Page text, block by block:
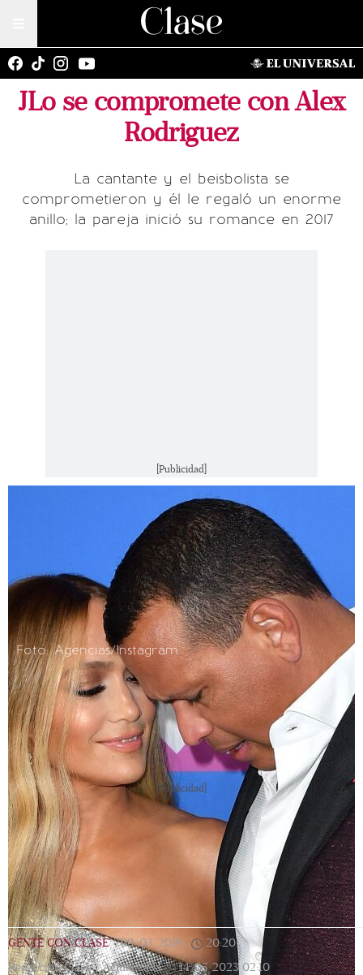
JLo se compromete con Alex
Rodriguez
La cantante y el beisbolista se
comprometieron y él le regaló un enorme
anillo; la pareja inició su romance en 2017
[Publicidad]
Foto: Agencias/Instagram
[Publicidad]
GENTE CON CLASE | 09/03/2019 20:20 |
Redacción Clase | Actualizada 14/05/2023 02:10